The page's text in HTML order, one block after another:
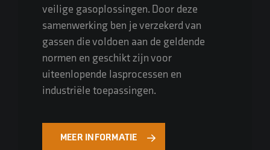
veilige gasoplossingen. Door deze
samenwerking ben je verzekerd van
gassen die voldoen aan de geldende
normen en geschikt zijn voor
uiteenlopende lasprocessen en
industriële toepassingen.
MEER INFORMATIE